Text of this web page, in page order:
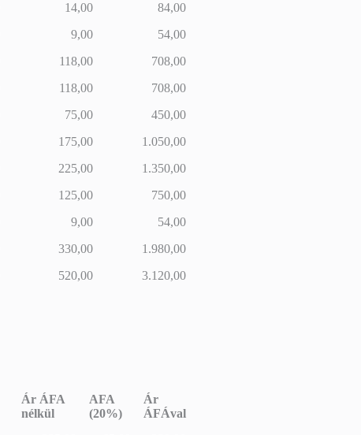
14,00
84,00
9,00
54,00
118,00
708,00
118,00
708,00
75,00
450,00
175,00
1.050,00
225,00
1.350,00
125,00
750,00
9,00
54,00
330,00
1.980,00
520,00 3.120,00
Ár ÁFA
nélkül
AFA
(20%)
Ár
ÁFÁval